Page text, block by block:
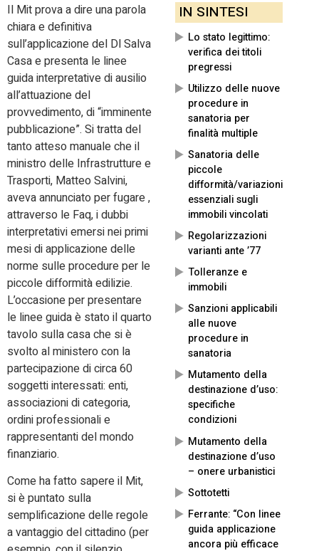
IN SINTESI
Lo stato legittimo:
verifica dei titoli
pregressi
Utilizzo delle nuove
procedure in
sanatoria per
finalità multiple
Sanatoria delle
piccole
difformità/variazioni
essenziali sugli
immobili vincolati
Regolarizzazioni
varianti ante ’77
Tolleranze e
immobili
Sanzioni applicabili
alle nuove
procedure in
sanatoria
Mutamento della
destinazione d’uso:
specifiche
condizioni
Mutamento della
destinazione d’uso
– onere urbanistici
Sottotetti
Ferrante: “Con linee
guida applicazione
ancora più efficace
Il Mit prova a dire una parola
chiara e definitiva
sull’applicazione del Dl Salva
Casa e presenta le linee
guida interpretative di ausilio
all’attuazione del
provvedimento, di “imminente
pubblicazione”. Si tratta del
tanto atteso manuale che il
ministro delle Infrastrutture e
Trasporti, Matteo Salvini,
aveva annunciato per fugare ,
attraverso le Faq, i dubbi
interpretativi emersi nei primi
mesi di applicazione delle
norme sulle procedure per le
piccole difformità edilizie.
L’occasione per presentare
le linee guida è stato il quarto
tavolo sulla casa che si è
svolto al ministero con la
partecipazione di circa 60
soggetti interessati: enti,
associazioni di categoria,
ordini professionali e
rappresentanti del mondo
finanziario.
Come ha fatto sapere il Mit,
si è puntato sulla
semplificazione delle regole
a vantaggio del cittadino (per